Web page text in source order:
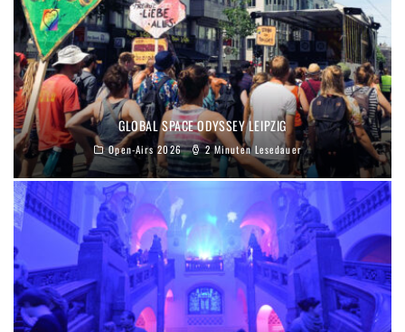
GLOBAL SPACE ODYSSEY LEIPZIG
Open-Airs 2026 2 Minuten Lesedauer